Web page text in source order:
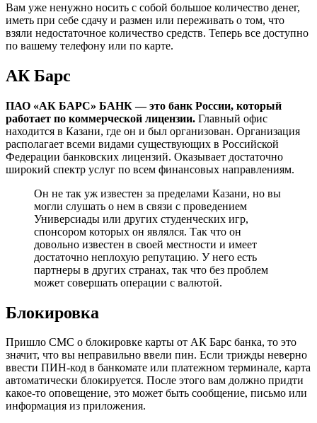
Вам уже ненужно носить с собой большое количество денег,
иметь при себе сдачу и размен или переживать о том, что
взяли недостаточное количество средств. Теперь все доступно
по вашему телефону или по карте.
АК Барс
ПАО «АК БАРС» БАНК — это банк России, который
работает по коммерческой лицензии. Главный офис
находится в Казани, где он и был организован. Организация
располагает всеми видами существующих в Российской
Федерации банковских лицензий. Оказывает достаточно
широкий спектр услуг по всем финансовых направлениям.
Он не так уж известен за пределами Казани, но вы
могли слушать о нем в связи с проведением
Универсиады или других студенческих игр,
спонсором которых он являлся. Так что он
довольно известен в своей местности и имеет
достаточно неплохую репутацию. У него есть
партнеры в других странах, так что без проблем
может совершать операции с валютой.
Блокировка
Пришло СМС о блокировке карты от АК Барс банка, то это
значит, что вы неправильно ввели пин. Если трижды неверно
ввести ПИН-код в банкомате или платежном терминале, карта
автоматически блокируется. После этого вам должно придти
какое-то оповещение, это может быть сообщение, письмо или
информация из приложения.